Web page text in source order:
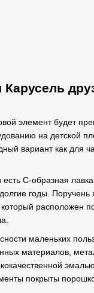
Карусель
элемент будет
на детской
вариант как для
С-образная
годы. Поручень
расположен
маленьких
материалов,
покрыты